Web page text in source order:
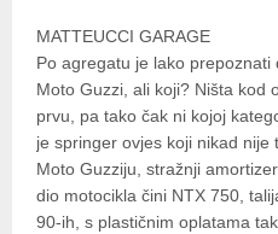
MATTEUCCI GARAGE
Po agregatu je lako
Moto Guzzi, ali koji? Ništa kod
prvu, pa tako čak ni kojoj
je springer ovjes koji nikad nije
Moto Guzziju, stražnji
dio motocikla čini NTX 750,
90-ih, s plastičnim oplatama